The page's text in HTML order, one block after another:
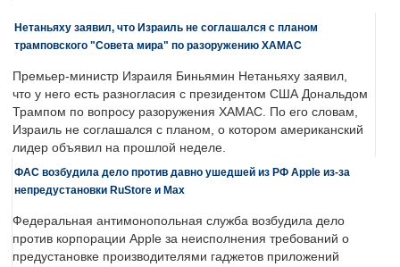
Нетаньяху заявил, что Израиль не соглашался с планом
трамповского "Совета мира" по разоружению ХАМАС
Премьер-министр Израиля Биньямин Нетаньяху заявил,
что у него есть разногласия с президентом США Дональдом
Трампом по вопросу разоружения ХАМАС. По его словам,
Израиль не соглашался с планом, о котором американский
лидер объявил на прошлой неделе.
ФАС возбудила дело против давно ушедшей из РФ Apple из-за
непредустановки RuStore и Max
Федеральная антимонопольная служба возбудила дело
против корпорации Apple за неисполнения требований о
предустановке производителями гаджетов приложений